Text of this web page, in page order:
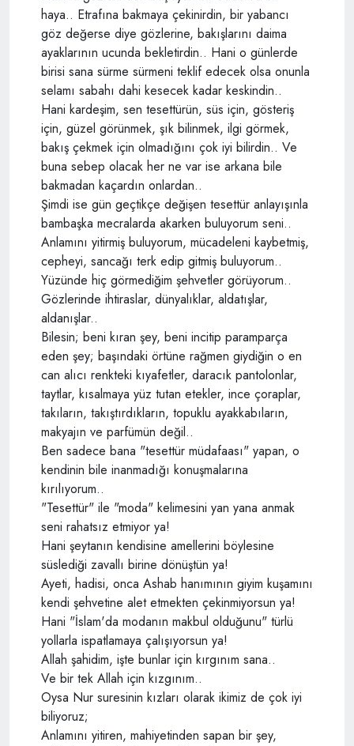
haya.. Etrafına bakmaya çekinirdin, bir yabancı
göz değerse diye gözlerine, bakışlarını daima
ayaklarının ucunda bekletirdin.. Hani o günlerde
birisi sana sürme sürmeni teklif edecek olsa onunla
selamı sabahı dahi kesecek kadar keskindin..
Hani kardeşim, sen tesettürün, süs için, gösteriş
için, güzel görünmek, şık bilinmek, ilgi görmek,
bakış çekmek için olmadığını çok iyi bilirdin.. Ve
buna sebep olacak her ne var ise arkana bile
bakmadan kaçardın onlardan..
Şimdi ise gün geçtikçe değişen tesettür anlayışınla
bambaşka mecralarda akarken buluyorum seni..
Anlamını yitirmiş buluyorum, mücadeleni kaybetmiş,
cepheyi, sancağı terk edip gitmiş buluyorum..
Yüzünde hiç görmediğim şehvetler görüyorum..
Gözlerinde ihtiraslar, dünyalıklar, aldatışlar,
aldanışlar..
Bilesin; beni kıran şey, beni incitip paramparça
eden şey; başındaki örtüne rağmen giydiğin o en
can alıcı renkteki kıyafetler, daracık pantolonlar,
taytlar, kısalmaya yüz tutan etekler, ince çoraplar,
takıların, takıştırdıkların, topuklu ayakkabıların,
makyajın ve parfümün değil..
Ben sadece bana "tesettür müdafaası" yapan, o
kendinin bile inanmadığı konuşmalarına
kırılıyorum..
"Tesettür" ile "moda" kelimesini yan yana anmak
seni rahatsız etmiyor ya!
Hani şeytanın kendisine amellerini böylesine
süslediği zavallı birine dönüştün ya!
Ayeti, hadisi, onca Ashab hanımının giyim kuşamını
kendi şehvetine alet etmekten çekinmiyorsun ya!
Hani "İslam'da modanın makbul olduğunu" türlü
yollarla ispatlamaya çalışıyorsun ya!
Allah şahidim, işte bunlar için kırgınım sana..
Ve bir tek Allah için kızgınım..
Oysa Nur suresinin kızları olarak ikimiz de çok iyi
biliyoruz;
Anlamını yitiren, mahiyetinden sapan bir şey,